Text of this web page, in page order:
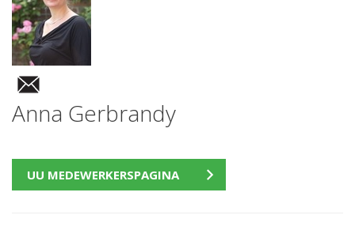
Anna Gerbrandy
UU MEDEWERKERSPAGINA